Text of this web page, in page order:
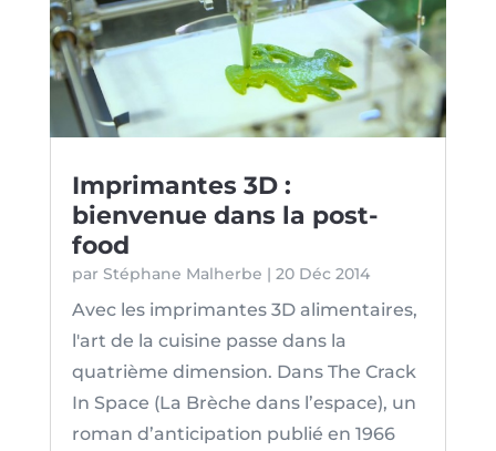
Imprimantes 3D :
bienvenue dans la post-
food
par Stéphane Malherbe | 20 Déc 2014
Avec les imprimantes 3D alimentaires,
l'art de la cuisine passe dans la
quatrième dimension. Dans The Crack
In Space (La Brèche dans l’espace), un
roman d’anticipation publié en 1966